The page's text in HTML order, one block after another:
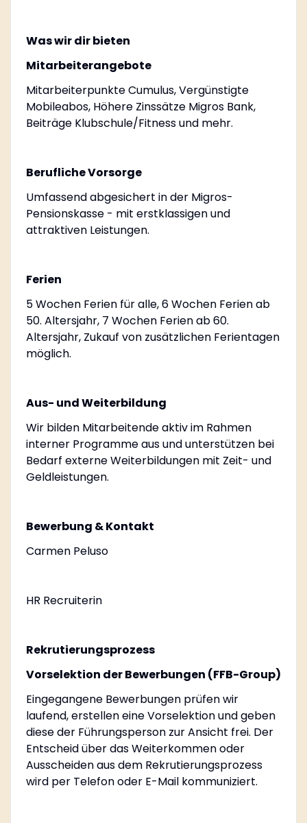
Was wir dir bieten
Mitarbeiterangebote
Mitarbeiterpunkte Cumulus, Vergünstigte
Mobileabos, Höhere Zinssätze Migros Bank,
Beiträge Klubschule/Fitness und mehr.
Berufliche Vorsorge
Umfassend abgesichert in der Migros-
Pensionskasse - mit erstklassigen und
attraktiven Leistungen.
Ferien
5 Wochen Ferien für alle, 6 Wochen Ferien ab
50. Altersjahr, 7 Wochen Ferien ab 60.
Altersjahr, Zukauf von zusätzlichen Ferientagen
möglich.
Aus- und Weiterbildung
Wir bilden Mitarbeitende aktiv im Rahmen
interner Programme aus und unterstützen bei
Bedarf externe Weiterbildungen mit Zeit- und
Geldleistungen.
Bewerbung & Kontakt
Carmen Peluso
HR Recruiterin
Rekrutierungsprozess
Vorselektion der Bewerbungen (FFB-Group)
Eingegangene Bewerbungen prüfen wir
laufend, erstellen eine Vorselektion und geben
diese der Führungsperson zur Ansicht frei. Der
Entscheid über das Weiterkommen oder
Ausscheiden aus dem Rekrutierungsprozess
wird per Telefon oder E-Mail kommuniziert.